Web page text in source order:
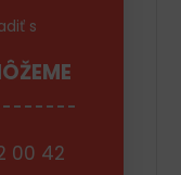
s
00 42